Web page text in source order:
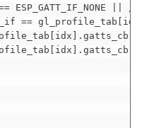
ESP_GATT_IF_NONE ||
==